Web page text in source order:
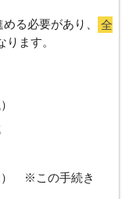
る必要があり、
全
ります。
） ※この手続き